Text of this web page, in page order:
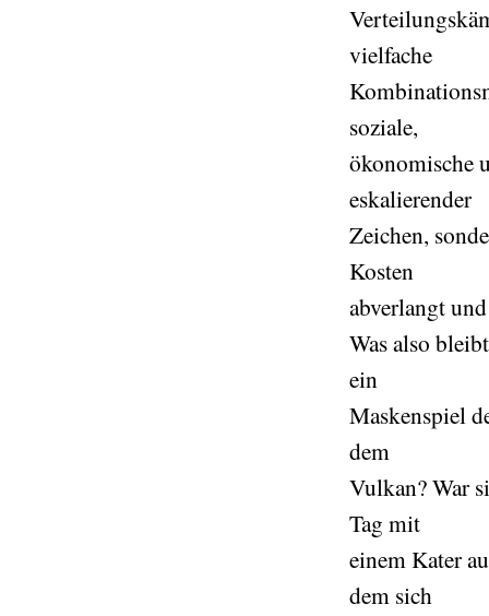
vielfache
soziale,
ökonomische
eskalierender
Zeichen,
Kosten
abverlangt
Was also
ein
Maskenspiel
dem
Vulkan? War
Tag mit
einem Kater
dem sich